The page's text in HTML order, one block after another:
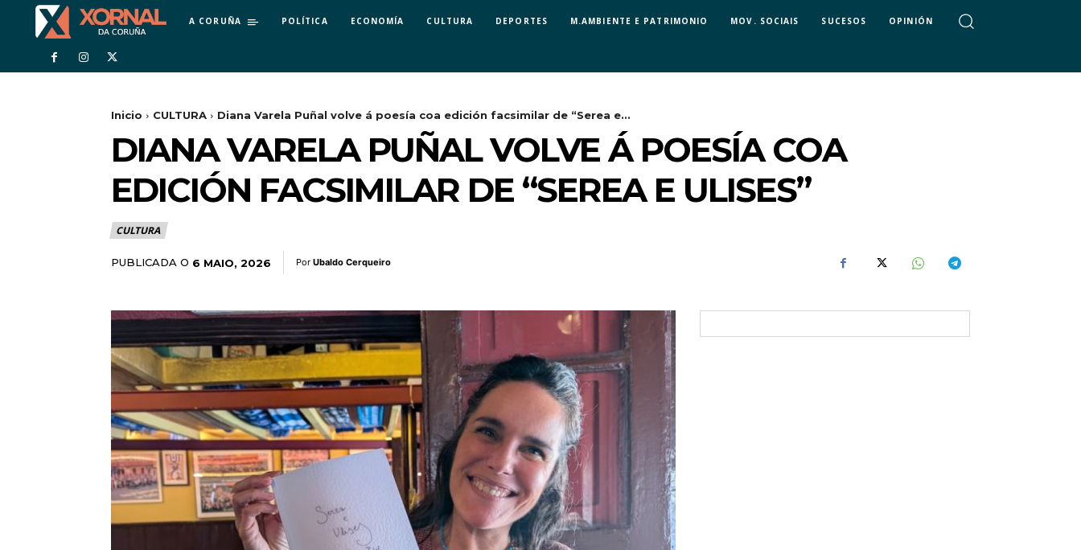
A CORUÑA POLÍTICA ECONOMÍA CULTURA DEPORTES M.AMBIENTE E PATRIMONIO MOV. SOCIAIS SUCESOS OPINIÓN
Inicio CULTURA Diana Varela Puñal volve á poesía coa edición facsimilar de “Serea e...
DIANA VARELA PUÑAL VOLVE Á POESÍA COA
EDICIÓN FACSIMILAR DE “SEREA E ULISES”
CULTURA
PUBLICADA O 6 MAIO, 2026 Por Ubaldo Cerqueiro